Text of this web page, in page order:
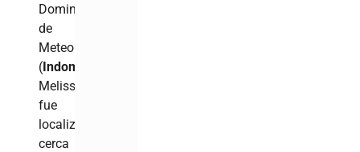
Dominicano
de
Meteorología
(Indomet
Melissa
fue
localizada
cerca